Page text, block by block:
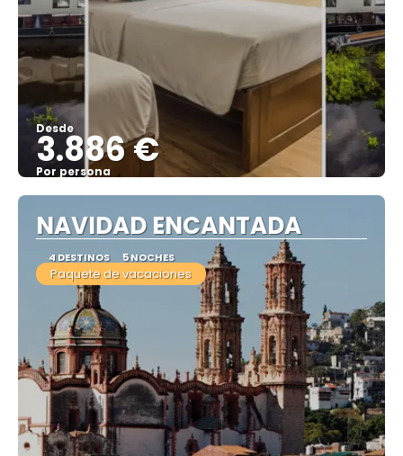
Desde
3.886 €
Por persona
Ver
NAVIDAD ENCANTADA
4 DESTINOS 5 NOCHES
Paquete de vacaciones